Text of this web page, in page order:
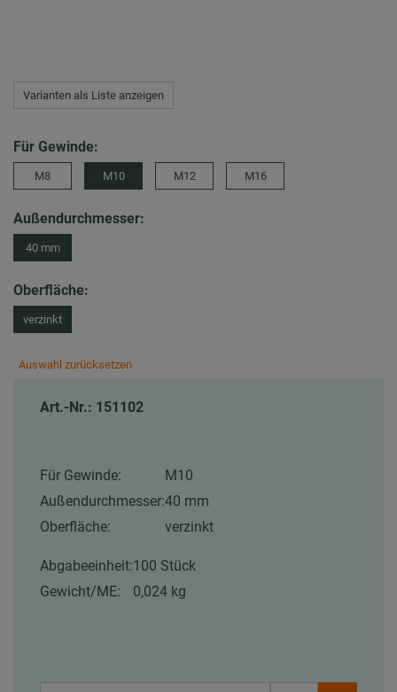
Varianten als Liste anzeigen
Für Gewinde:
M8 M10 M12 M16
Außendurchmesser:
40 mm
Oberfläche:
verzinkt
Auswahl zurücksetzen
Art.-Nr.: 151102
Für Gewinde:
M10
Außendurchmesser:40 mm
Oberfläche:
verzinkt
Abgabeeinheit:100 Stück
Gewicht/ME:
0,024 kg